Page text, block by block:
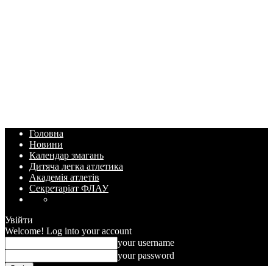
Головна
Новини
Календар змагань
Дитяча легка атлетика
Академія атлетів
Секретаріат ФЛАУ
Увійти
Welcome! Log into your account
your username
your password